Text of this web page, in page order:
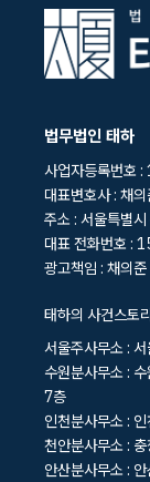
법무법인 태하
사업자등록번
대표변호사 : 채
주소 : 서울특별
대표 전화번호
광고책임 : 채의
태하의 사건스토리
서울주사무소 :
수원분사무소 :
7층
인천분사무소 :
천안분사무소 :
안산분사무소 :